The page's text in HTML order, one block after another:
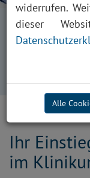
Startseite
Arbeitgeber -
Saarbrücken
Ihr
im
widerrufen.
dieser
Alle